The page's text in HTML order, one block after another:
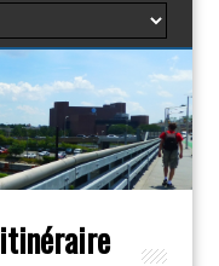
itinéraire